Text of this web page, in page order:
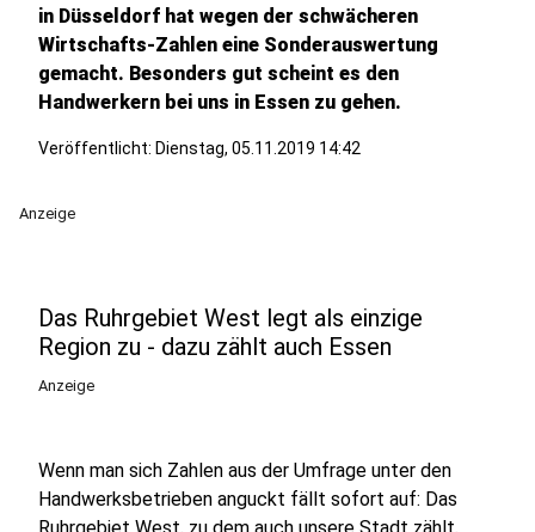
in Düsseldorf hat wegen der schwächeren
Wirtschafts-Zahlen eine Sonderauswertung
gemacht. Besonders gut scheint es den
Handwerkern bei uns in Essen zu gehen.
Veröffentlicht: Dienstag, 05.11.2019 14:42
Anzeige
Das Ruhrgebiet West legt als einzige
Region zu - dazu zählt auch Essen
Anzeige
Wenn man sich Zahlen aus der Umfrage unter den
Handwerksbetrieben anguckt fällt sofort auf: Das